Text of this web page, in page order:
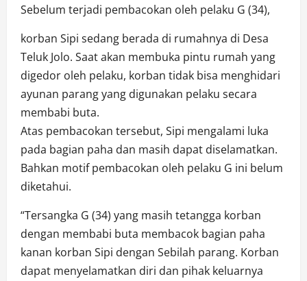
Sebelum terjadi pembacokan oleh pelaku G (34),
korban Sipi sedang berada di rumahnya di Desa
Teluk Jolo. Saat akan membuka pintu rumah yang
digedor oleh pelaku, korban tidak bisa menghidari
ayunan parang yang digunakan pelaku secara
membabi buta.
Atas pembacokan tersebut, Sipi mengalami luka
pada bagian paha dan masih dapat diselamatkan.
Bahkan motif pembacokan oleh pelaku G ini belum
diketahui.
“Tersangka G (34) yang masih tetangga korban
dengan membabi buta membacok bagian paha
kanan korban Sipi dengan Sebilah parang. Korban
dapat menyelamatkan diri dan pihak keluarnya